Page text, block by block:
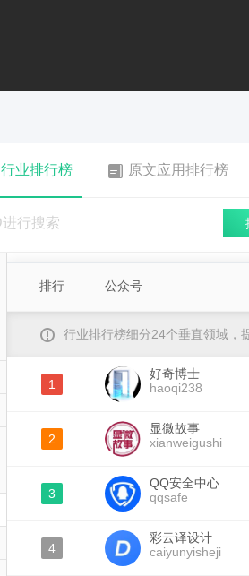
行业排行榜 原文应用排行榜
排行 公众号
行业排行榜细分24个垂直领域，
1
好奇博士
haoqi238
2
显微故事
xianweigushi
3
QQ安全中心
qqsafe
4
彩云译设计
caiyunyisheji